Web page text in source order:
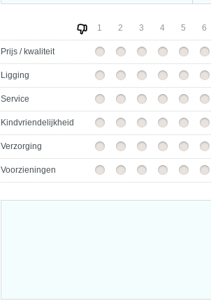
1 2 3 4 5 6
Prijs / kwaliteit
Ligging
Service
Kindvriendelijkheid
Verzorging
Voorzieningen